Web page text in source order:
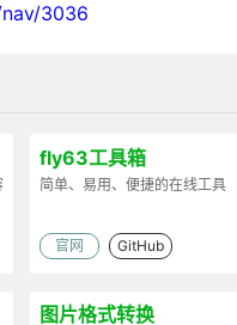
3036
fly63工具箱
简单、易用、便捷的在线工具
官网 GitHub
图片格式转换